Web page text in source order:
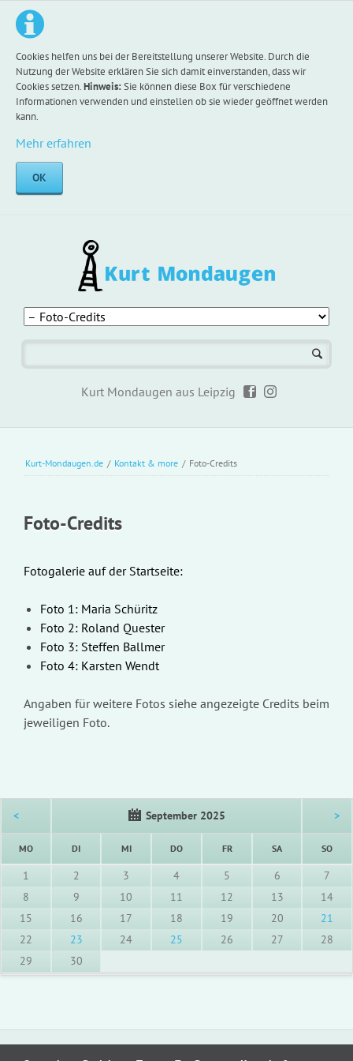
Cookies helfen uns bei der Bereitstellung unserer Website. Durch die
Nutzung der Website erklären Sie sich damit einverstanden, dass wir
Cookies setzen.Hinweis:Sie können diese Box für verschiedene
Informationen verwenden und einstellen ob sie wieder geöffnet werden
kann.
Mehr erfahren
OK
Kurt Mondaugen aus Leipzig
Kurt-Mondaugen.de / Kontakt & more / Foto-Credits
Foto-Credits
Fotogalerie auf der Startseite:
Foto 1: Maria Schüritz
Foto 2: Roland Quester
Foto 3: Steffen Ballmer
Foto 4: Karsten Wendt
Angaben für weitere Fotos siehe angezeigte Credits beim
jeweiligen Foto.
< September 2025 >
MONTAG DIENSTAG MITTWOCH DONNERSTAGFREITAG SAMSTAG SO
1 2 3 4 5 6
7
8
9 10 11 12 13
14
15
16 17 18 19 20
21
22
23 24 25 26 27
28
29
30